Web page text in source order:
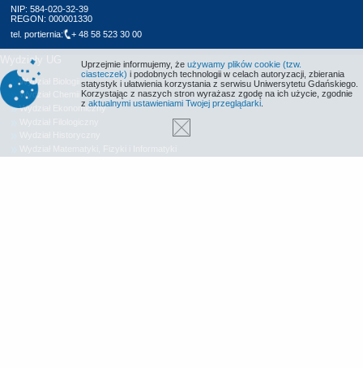
NIP: 584-020-32-39
REGON: 000001330
tel. portiernia:
+ 48 58 523 30 00
Wydziały UG
Wydział Biologii
Wydział Chemii
Wydział Ekonomiczny
Uprzejmie informujemy, że używamy plików cookie (tzw.
ciasteczek) i podobnych technologii w celach autoryzacji, zbierania
statystyk i ułatwienia korzystania z serwisu Uniwersytetu Gdańskiego.
Korzystając z naszych stron wyrażasz zgodę na ich użycie, zgodnie
z aktualnymi ustawieniami Twojej przeglądarki